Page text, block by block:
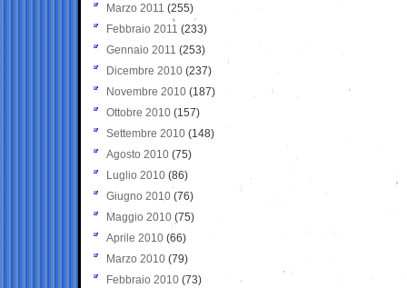
Marzo 2011 (255)
Febbraio 2011 (233)
Gennaio 2011 (253)
Dicembre 2010 (237)
Novembre 2010 (187)
Ottobre 2010 (157)
Settembre 2010 (148)
Agosto 2010 (75)
Luglio 2010 (86)
Giugno 2010 (76)
Maggio 2010 (75)
Aprile 2010 (66)
Marzo 2010 (79)
Febbraio 2010 (73)